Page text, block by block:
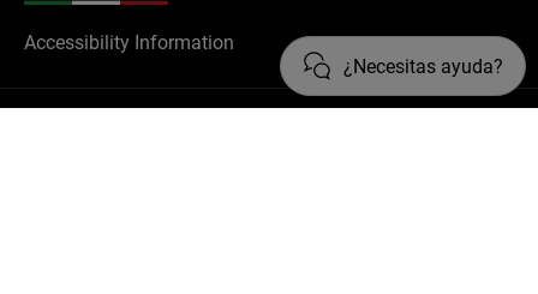
¿Necesitas ayuda?
Accessibility Information